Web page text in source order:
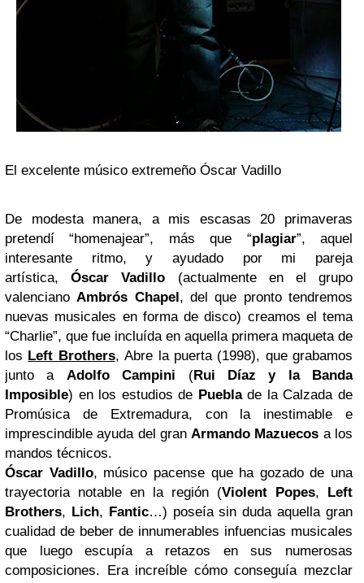
El excelente músico extremeño Óscar Vadillo
De modesta manera, a mis escasas 20 primaveras
pretendí “homenajear”, más que “plagiar”, aquel
interesante ritmo, y ayudado por mi pareja
artística,Óscar Vadillo (actualmente en el grupo
valencianoAmbrós Chapel , del que pronto tendremos
nuevas musicales en forma de disco) creamos el tema
“Charlie”, que fue incluída en aquella primera maqueta de
los Left Brothers,Abre la puerta(1998), que grabamos
junto a Adolfo Campini (Rui Díaz y la Banda
Imposible) en los estudios de Pueblade la Calzada de
Promúsica de Extremadura, con la inestimable e
imprescindible ayuda del granArmando Mazuecos a los
mandos técnicos.
Óscar Vadillo, músico pacense que ha gozado de una
trayectoria notable en la región (Violent Popes,
Left
Brothers, Lich, Fantic…) poseía sin duda aquella gran
cualidad de beber de innumerables infuencias musicales
que luego escupía a retazos en sus numerosas
composiciones. Era increíble cómo conseguía mezclar